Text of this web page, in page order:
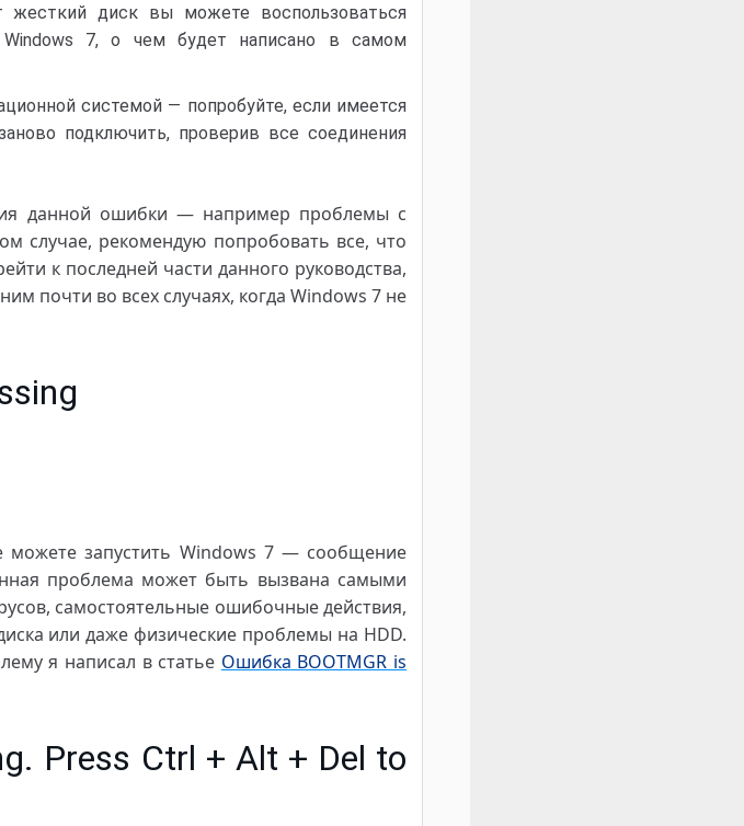
жесткий диск вы можете воспользоваться
Windows 7, о чем будет написано в самом
системой — попробуйте, если имеется
подключить, проверив все соединения
данной ошибки — например проблемы с
случае, рекомендую попробовать все, что
к последней части данного руководства,
почти во всех случаях, когда Windows 7 не
запустить Windows 7 — сообщение
проблема может быть вызвана самыми
самостоятельные ошибочные действия,
или даже физические проблемы на HDD.
я написал в статье Ошибка BOOTMGR is
Press Ctrl + Alt + Del to